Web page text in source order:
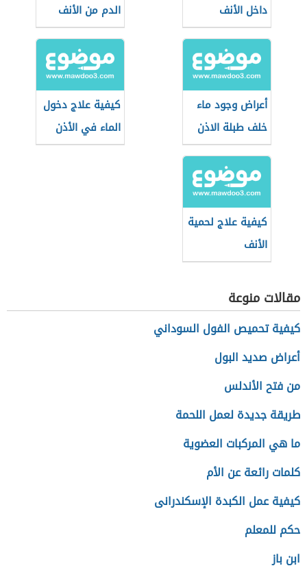
داخل الأنف
الدم من الأنف
أعراض وجود ماء
خلف طبلة الاذن
كيفية علاج دخول
الماء في الأذن
كيفية علاج لحمية
الأنف
مقالات منوعة
كيفية تحميص الفول السوداني
أعراض صديد البول
من فتح الأندلس
طريقة جديدة لعمل اللحمة
ما هي المركبات العضوية
كلمات رائعة عن الأم
كيفية عمل الكبدة الإسكندرانى
حكم للمعلم
ابن باز